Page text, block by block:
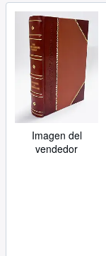
Imagen del
vendedor